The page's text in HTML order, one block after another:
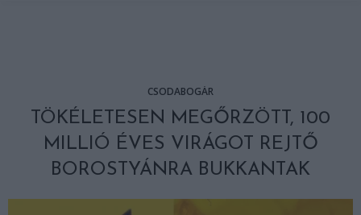
CSODABOGÁR
TÖKÉLETESEN MEGŐRZÖTT, 100
MILLIÓ ÉVES VIRÁGOT REJTŐ
BOROSTYÁNRA BUKKANTAK